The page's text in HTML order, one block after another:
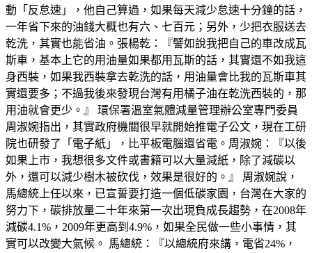
動「反怠速」，他自己算過，如果每天減少怠速十分鐘的話，
一年省下來的油錢大概也有六、七百元；另外，少把衣服送去
乾洗，其實也能省油。張楊乾：『譬如說我把自己的車改成瓦
斯車，基本上它的用油量如果都用瓦斯的話，其實還不如我這
身西裝，如果我西裝拿去乾洗的話，用油量會比我的瓦斯車其
實還要多；不過我後來發現台灣有用橘子油在乾洗西裝的，那
用油就會更少。』 環保署溫室氣體減量管理辦公室專門委員
周淑婉指出，其實政府機關很早就開始推電子公文，現在工研
院也研發了「電子紙」，比平板電腦還省電。周淑婉：『以後
如果上市，我想很多文件或書籍可以大量減紙，除了減碳以
外，還可以減少樹木被砍伐，效果是很好的。』 周淑婉說，
馬總統上任以來，已宣誓要打造一個低碳家園，台灣在大家的
努力下，碳排放量二十年來第一次出現負成長趨勢，在2008年
減碳4.1%，2009年更高到4.9%，如果全民做一些小事情，其
實可以改變大氣候。 馬總統：『以總統府來講，電省24%，